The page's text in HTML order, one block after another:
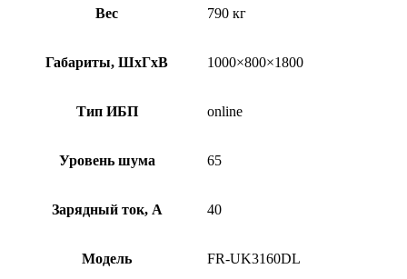
Вес 790 кг
Габариты, ШхГхВ 1000×800×1800
Тип ИБП online
Уровень шума 65
Зарядный ток, А 40
Модель FR-UK3160DL